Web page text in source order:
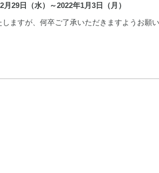
29日（水）～2022年1月3日（月）
ますが、何卒ご了承いただきますようお願い